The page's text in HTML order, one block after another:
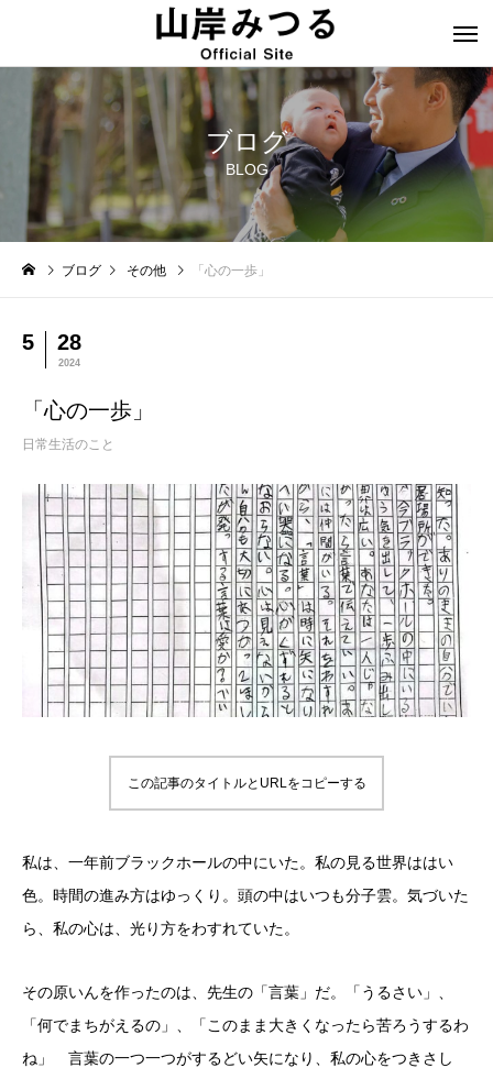
ブログ
BLOG
ブログ その他 「心の一歩」
5 28
2024
「心の一歩」
日常生活のこと
この記事のタイトルとURLをコピーする
私は、一年前ブラックホールの中にいた。私の見る世界ははい
色。時間の進み方はゆっくり。頭の中はいつも分子雲。気づいた
ら、私の心は、光り方をわすれていた。
その原いんを作ったのは、先生の「言葉」だ。「うるさい」、
「何でまちがえるの」、「このまま大きくなったら苦ろうするわ
ね」 言葉の一つ一つがするどい矢になり、私の心をつきさし